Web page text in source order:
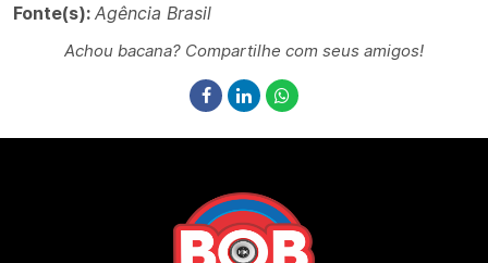
Fonte(s): Agência Brasil
Achou bacana? Compartilhe com seus amigos!